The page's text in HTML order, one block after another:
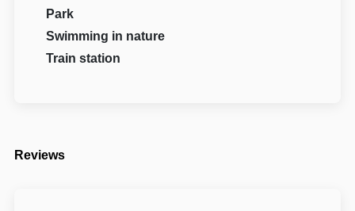
Park
Swimming in nature
Train station
Reviews